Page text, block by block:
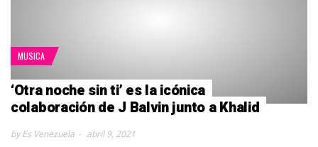
MUSICA
‘Otra noche sin ti’ es la icónica
colaboración de J Balvin junto a Khalid
by Es Venezuela abril 9, 2021